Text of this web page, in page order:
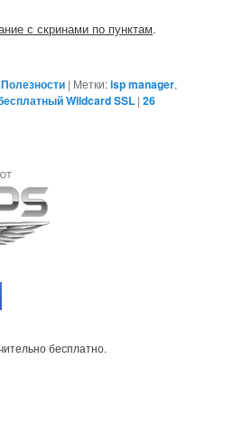
с скринами по пунктам.
Полезности | Метки:isp manager,
Wildcard SSL |26
бесплатно.